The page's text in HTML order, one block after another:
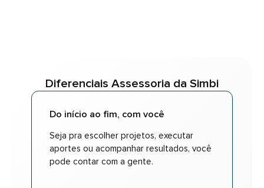
Diferenciais Assessoria da Simbi
Do início ao fim, com você
Seja pra escolher projetos, executar
aportes ou acompanhar resultados, você
pode contar com a gente.